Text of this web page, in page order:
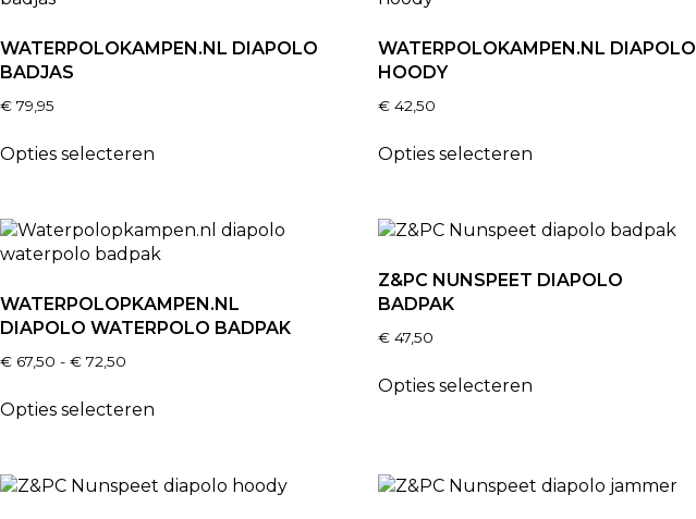
WATERPOLOKAMPEN.NL DIAPOLO
BADJAS
€ 79,95
Opties selecteren
WATERPOLOKAMPEN.NL DIAPOLO
HOODY
€ 42,50
Opties selecteren
WATERPOLOPKAMPEN.NL
DIAPOLO WATERPOLO BADPAK
€ 67,50 - € 72,50
Opties selecteren
Z&PC NUNSPEET DIAPOLO
BADPAK
€ 47,50
Opties selecteren